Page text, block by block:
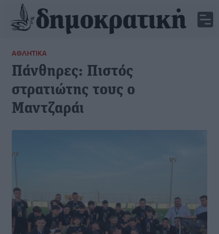
ΑΘΛΗΤΙΚΆ
Πάνθηρες: Πιστός
στρατιώτης τους ο
Μαντζαράι